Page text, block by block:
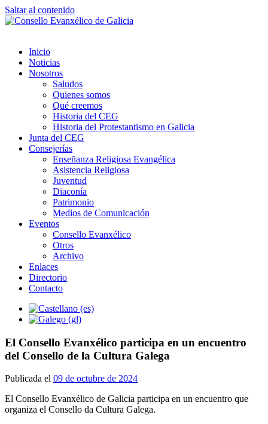
Saltar al contenido
Inicio
Noticias
Nosotros
Saludos
Quienes somos
Qué creemos
Historia del CEG
Historia del Protestantismo en Galicia
Junta del CEG
Consejerías
Enseñanza Religiosa Evangélica
Asistencia Religiosa
Juventud
Diaconía
Patrimonio
Medios de Comunicación
Eventos
Consello Evanxélico
Otros
Archivo
Enlaces
Directorio
Contacto
El Consello Evanxélico participa en un encuentro
del Consello de la Cultura Galega
Publicada el 09 de octubre de 2024
El Consello Evanxélico de Galicia participa en un encuentro que
organiza el Consello da Cultura Galega.